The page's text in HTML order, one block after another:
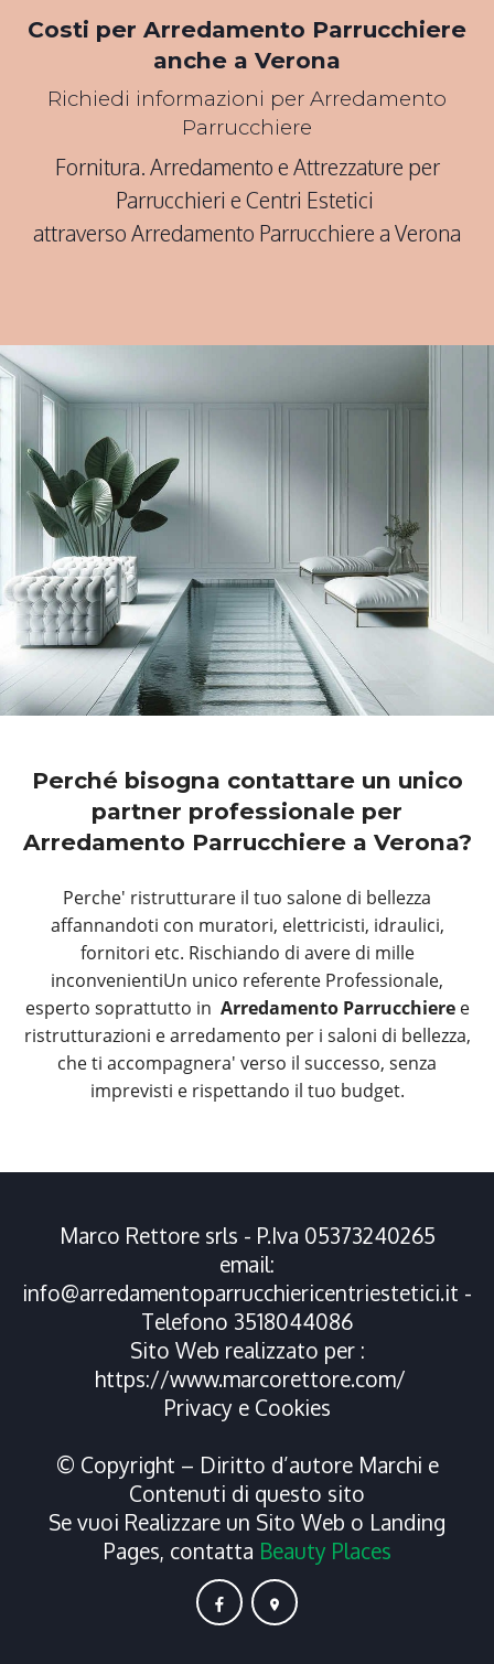
Costi per Arredamento Parrucchiere
anche a Verona
Richiedi informazioni per Arredamento
Parrucchiere
Fornitura. Arredamento e Attrezzature per
Parrucchieri e Centri Estetici
attraverso Arredamento Parrucchiere a Verona
Perché bisogna contattare un unico
partner professionale per
Arredamento Parrucchiere a Verona?
Perche' ristrutturare il tuo salone di bellezza
affannandoti con muratori, elettricisti, idraulici,
fornitori etc. Rischiando di avere di mille
inconvenientiUn unico referente Professionale,
esperto soprattutto in Arredamento Parrucchieree
ristrutturazioni e arredamento per i saloni di bellezza,
che ti accompagnera' verso il successo, senza
imprevisti e rispettando il tuo budget.
Marco Rettore srls - P.Iva 05373240265
email:
info@arredamentoparrucchiericentriestetici.it -
Telefono 3518044086
Sito Web realizzato per :
https://www.marcorettore.com/
Privacy e Cookies
© Copyright – Diritto d’autore Marchi e
Contenuti di questo sito
Se vuoi Realizzare un Sito Web o Landing
Pages, contatta Beauty Places